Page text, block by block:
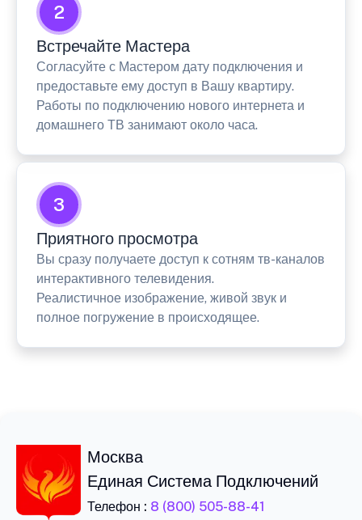
2
Встречайте Мастера
Согласуйте с Мастером дату подключения и
предоставьте ему доступ в Вашу квартиру.
Работы по подключению нового интернета и
домашнего ТВ занимают около часа.
3
Приятного просмотра
Вы сразу получаете доступ к сотням тв-каналов
интерактивного телевидения.
Реалистичное изображение, живой звук и
полное погружение в происходящее.
Москва
Единая Система Подключений
Телефон : 8 (800) 505-88-41